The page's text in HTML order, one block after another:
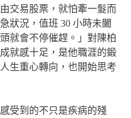
交易股票，就怕牽一髮而
狀況，值班 30 小時未闔
就會不停催趕。」對陳柏
就感十足，是他職涯的鍛
生重心轉向，也開始思考
受到的不只是疾病的殘